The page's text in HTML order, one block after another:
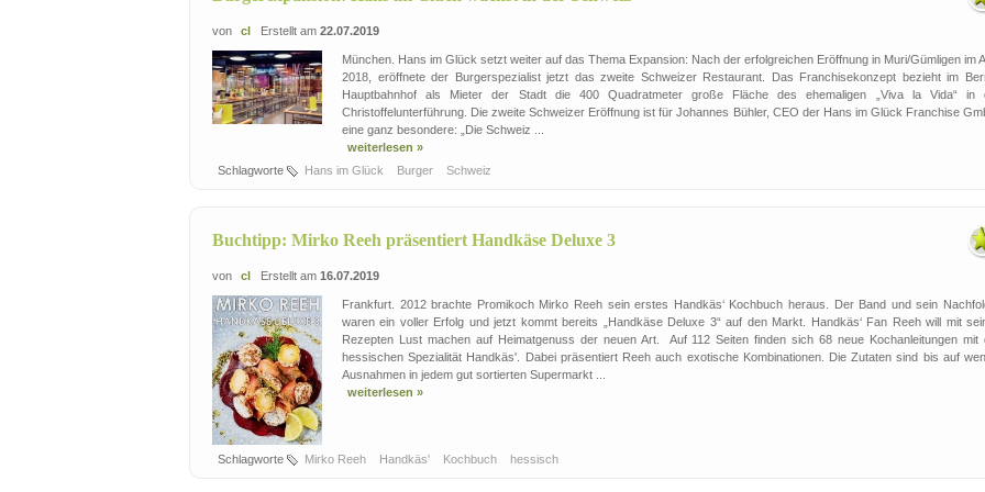
von cl Erstellt am 22.07.2019
München. Hans im Glück setzt weiter auf das Thema Expansion: Nach der erfolgreichen Eröffnung in Muri/Gümligen im
2018, eröffnete der Burgerspezialist jetzt das zweite Schweizer Restaurant. Das Franchisekonzept bezieht im
Hauptbahnhof als Mieter der Stadt die 400 Quadratmeter große Fläche des ehemaligen „Viva la Vida“ in
Christoffelunterführung. Die zweite Schweizer Eröffnung ist für Johannes Bühler, CEO der Hans im Glück Franchise
eine ganz besondere: „Die Schweiz ...
weiterlesen »
Schlagworte
Hans im Glück Burger Schweiz
Buchtipp: Mirko Reeh präsentiert Handkäse Deluxe 3
von cl Erstellt am 16.07.2019
Frankfurt. 2012 brachte Promikoch Mirko Reeh sein erstes Handkäs‘ Kochbuch heraus. Der Band und sein
waren ein voller Erfolg und jetzt kommt bereits „Handkäse Deluxe 3“ auf den Markt. Handkäs‘ Fan Reeh will mit
Rezepten Lust machen auf Heimatgenuss der neuen Art. Auf 112 Seiten finden sich 68 neue Kochanleitungen mit
hessischen Spezialität Handkäs'. Dabei präsentiert Reeh auch exotische Kombinationen. Die Zutaten sind bis auf
Ausnahmen in jedem gut sortierten Supermarkt ...
weiterlesen »
Schlagworte Mirko Reeh Handkäs' Kochbuch hessisch